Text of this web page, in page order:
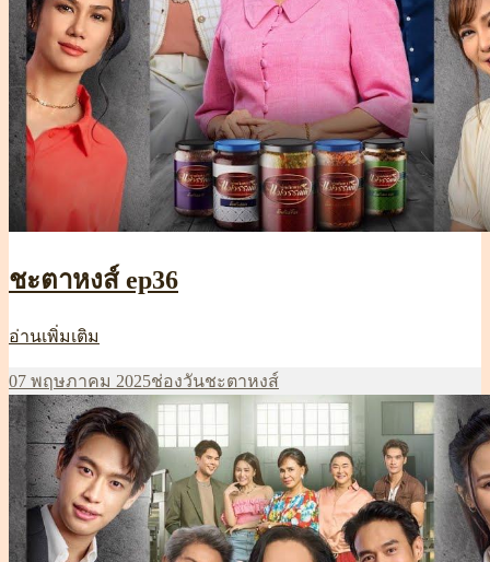
ชะตาหงส์ ep36
อ่านเพิ่มเติม
ep36
เขียน
เมื่อ
07 พฤษภาคม 2025หมวด
หมู่
ช่องวันป้าย
กำกับ
ชะตาหงส์